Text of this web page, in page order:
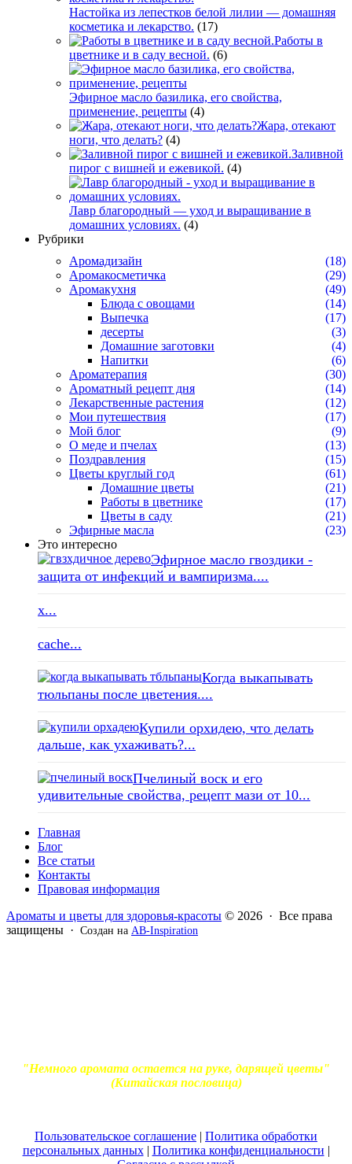
Настойка из лепестков белой лилии — домашняя
косметика и лекарство. (17)
Работы в
цветнике и в саду весной. (6)
Эфирное масло базилика, его свойства,
применение, рецепты (4)
Жара, отекают
ноги, что делать? (4)
Заливной
пирог с вишней и ежевикой. (4)
Лавр благородный — уход и выращивание в
домашних условиях. (4)
Рубрики
Аромадизайн
(18)
Аромакосметичка
(29)
Аромакухня
(49)
Блюда с овощами
(14)
Выпечка
(17)
десерты
(3)
Домашние заготовки
(4)
Напитки
(6)
Ароматерапия
(30)
Ароматный рецепт дня
(14)
Лекарственные растения
(12)
Мои путешествия
(17)
Мой блог
(9)
О меде и пчелах
(13)
Поздравления
(15)
Цветы круглый год
(61)
Домашние цветы
(21)
Работы в цветнике
(17)
Цветы в саду
(21)
Эфирные масла
(23)
Это интересно
Эфирное масло гвоздики -
защита от инфекций и вампиризма....
x...
cache...
Когда выкапывать
тюльпаны после цветения....
Купили орхидею, что делать
дальше, как ухаживать?...
Пчелиный воск и его
удивительные свойства, рецепт мази от 10...
Главная
Блог
Все статьи
Контакты
Правовая информация
Ароматы и цветы для здоровья-красоты © 2026 · Все права
защищены · Создан на AB-Inspiration
"Немного аромата остается на руке, дарящей цветы"
(Китайская пословица)
Пользовательское соглашение | Политика обработки
персональных данных| Политика конфиденциальности |